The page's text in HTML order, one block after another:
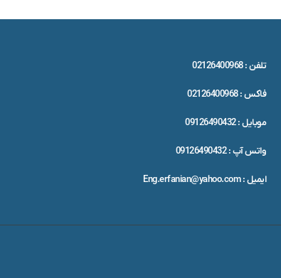
تلفن : 02126400968
فاکس : 02126400968
موبایل : 09126490432
واتس آپ : 09126490432
ایمیل : Eng.erfanian@yahoo.com